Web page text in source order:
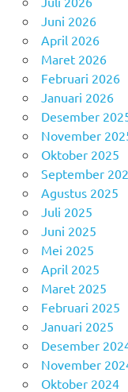
Juni 2026
April 2026
Maret 2026
Februari 2026
Januari 2026
Desember
November
Oktober 2025
September
Agustus 2025
Juli 2025
Juni 2025
Mei 2025
April 2025
Maret 2025
Februari 2025
Januari 2025
Desember
November
Oktober 2024